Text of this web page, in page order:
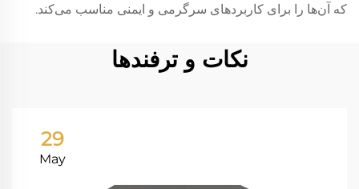
که آن‌ها را برای کاربردهای سرگرمی و ایمنی مناسب می‌کند.
نکات و ترفندها
29
May